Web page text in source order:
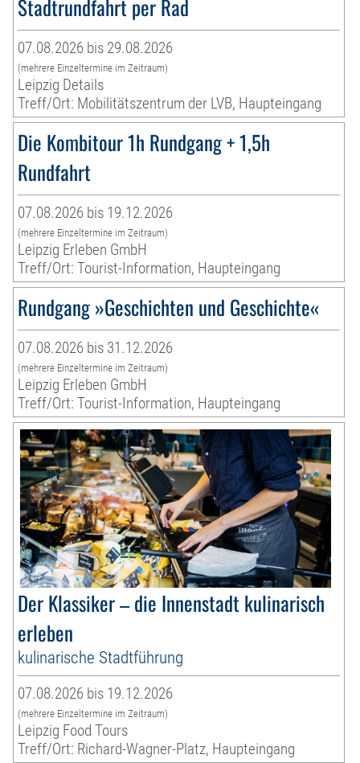
Stadtrundfahrt per Rad
07.08.2026 bis 29.08.2026
(mehrere Einzeltermine im Zeitraum)
Leipzig Details
Treff/Ort: Mobilitätszentrum der LVB, Haupteingang
Die Kombitour 1h Rundgang + 1,5h
Rundfahrt
07.08.2026 bis 19.12.2026
(mehrere Einzeltermine im Zeitraum)
Leipzig Erleben GmbH
Treff/Ort: Tourist-Information, Haupteingang
Rundgang »Geschichten und Geschichte«
07.08.2026 bis 31.12.2026
(mehrere Einzeltermine im Zeitraum)
Leipzig Erleben GmbH
Treff/Ort: Tourist-Information, Haupteingang
Der Klassiker – die Innenstadt kulinarisch
erleben
kulinarische Stadtführung
07.08.2026 bis 19.12.2026
(mehrere Einzeltermine im Zeitraum)
Leipzig Food Tours
Treff/Ort: Richard-Wagner-Platz, Haupteingang